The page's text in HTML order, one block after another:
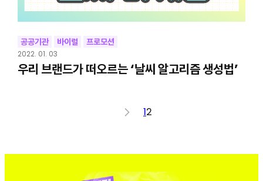
공공기관 바이럴 프로모션
2022. 01. 03
우리 브랜드가 떠오르는 ‘날씨 알고리즘 생성법’
< 12